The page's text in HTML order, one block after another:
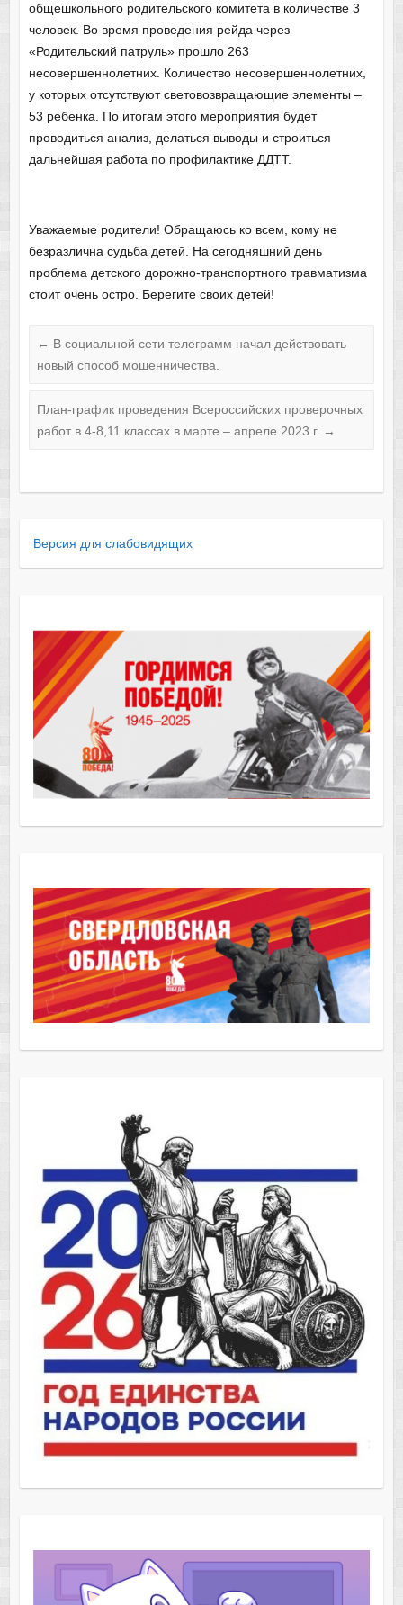
общешкольного родительского комитета в количестве 3
человек. Во время проведения рейда через
«Родительский патруль» прошло 263
несовершеннолетних. Количество несовершеннолетних,
у которых отсутствуют световозвращающие элементы –
53 ребенка. По итогам этого мероприятия будет
проводиться анализ, делаться выводы и строиться
дальнейшая работа по профилактике ДДТТ.
Уважаемые родители! Обращаюсь ко всем, кому не
безразлична судьба детей. На сегодняшний день
проблема детского дорожно-транспортного травматизма
стоит очень остро. Берегите своих детей!
← В социальной сети телеграмм начал действовать
новый способ мошенничества.
План-график проведения Всероссийских проверочных
работ в 4-8,11 классах в марте – апреле 2023 г. →
Версия для слабовидящих